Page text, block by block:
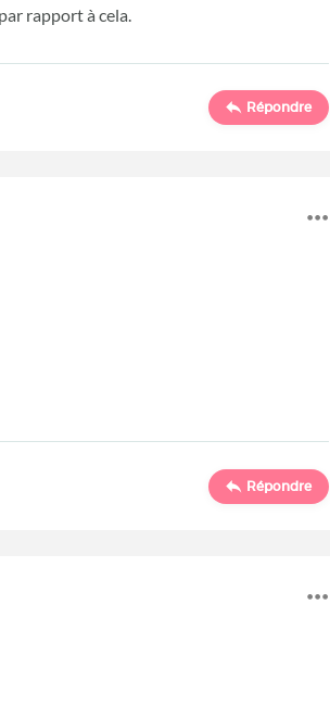
rapport à cela.
Répondre
Répondre